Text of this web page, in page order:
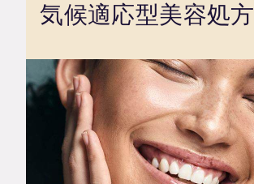
気候適応型美容処方